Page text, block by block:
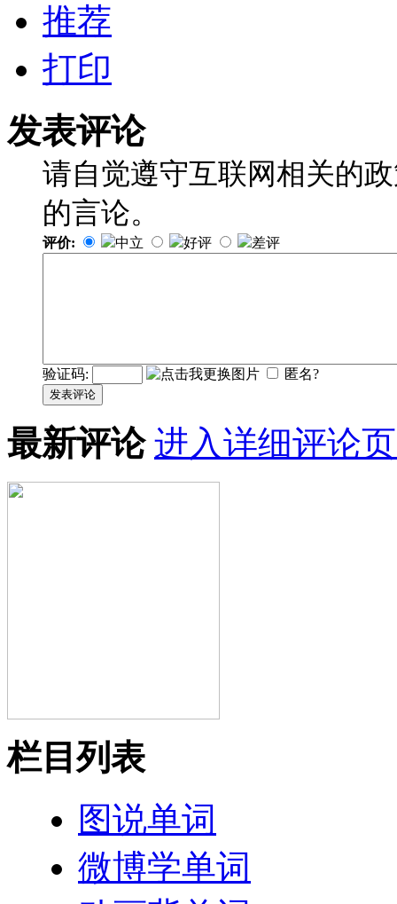
推荐
打印
发表评论
请自觉遵守互联网相关的
的言论。
评价: 中立 好评 差评
验证码: 匿名?
发表评论
最新评论 进入详细评论
栏目列表
图说单词
微博学单词